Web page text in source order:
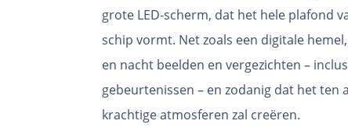
grote LED-scherm, dat het hele plafond
schip vormt. Net zoals een digitale
en nacht beelden en vergezichten –
gebeurtenissen – en zodanig dat het ten
krachtige atmosferen zal creëren.